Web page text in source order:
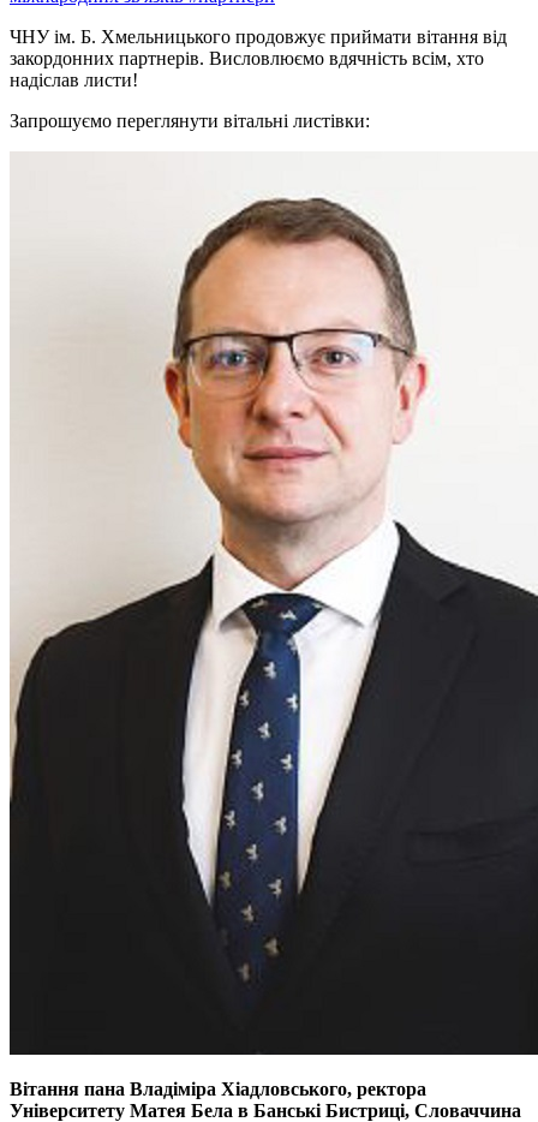
ЧНУ ім. Б. Хмельницького продовжує приймати вітання від
закордонних партнерів. Висловлюємо вдячність всім, хто
надіслав листи!
Запрошуємо переглянути вітальні листівки:
Вітання пана Владіміра Хіадловського, ректора
Університету Матея Бела в Банські Бистриці, Словаччина